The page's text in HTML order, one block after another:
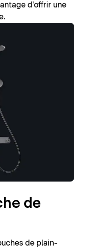
d'offrir une
de
de plain-